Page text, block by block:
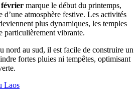
février marque le début du printemps,
d’une atmosphère festive. Les activités
plus dynamiques, les temples
particulièrement vibrante.
nord au sud, il est facile de construire un
fortes pluies ni tempêtes, optimisant
Laos